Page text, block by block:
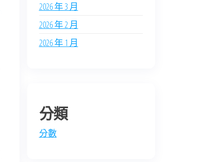
2026 年 3 月
2026 年 2 月
2026 年 1 月
分類
分數